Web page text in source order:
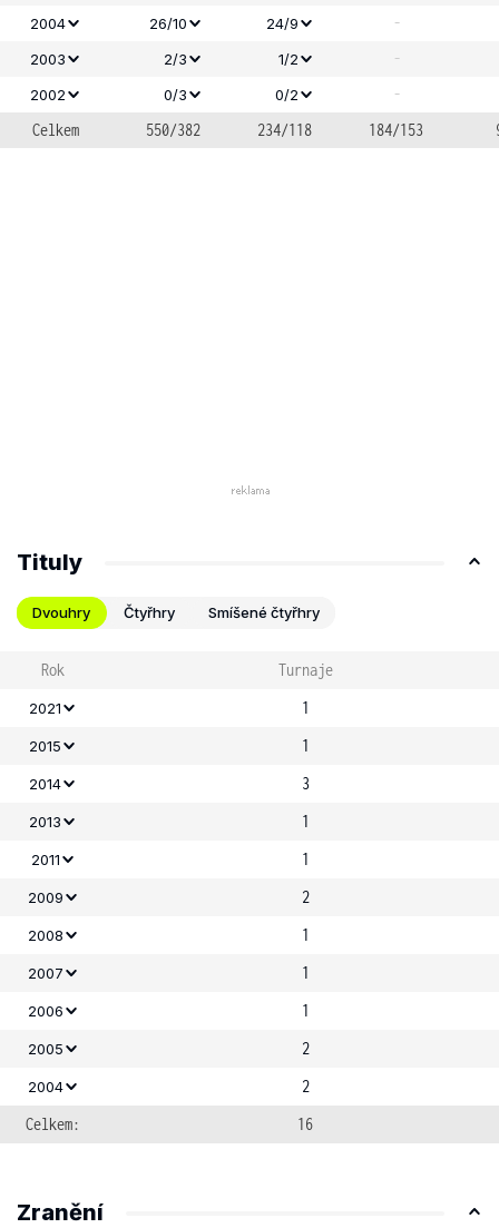
2004
26/10 24/9 -
2003 2/3 1/2 -
2002 0/3 0/2
-
Celkem
550/382 234/118 184/153
Tituly
Dvouhry Čtyřhry Smíšené čtyřhry
Rok Turnaje
2021 1
2015 1
2014 3
2013 1
2011 1
2009 2
2008 1
2007 1
2006 1
2005 2
2004
2
Celkem:
16
Zranění